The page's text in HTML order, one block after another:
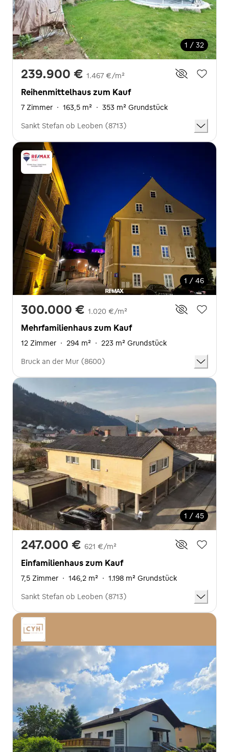
1 / 32
239.900 € 1.467 €/m²
Reihenmittelhaus zum Kauf
7 Zimmer · 163,5 m² · 353 m² Grundstück
Sankt Stefan ob Leoben (8713)
1 / 46
300.000 € 1.020 €/m²
Mehrfamilienhaus zum Kauf
12 Zimmer · 294 m² · 223 m² Grundstück
Bruck an der Mur (8600)
1 / 45
247.000 € 621 €/m²
Einfamilienhaus zum Kauf
7,5 Zimmer · 146,2 m² · 1.198 m² Grundstück
Sankt Stefan ob Leoben (8713)